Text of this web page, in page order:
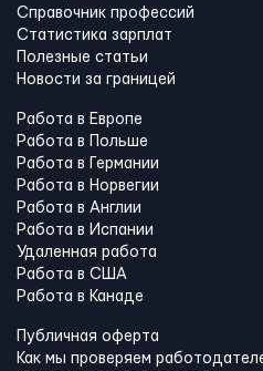
Справочник профессий
Статистика зарплат
Полезные статьи
Новости за границей
Работа в Европе
Работа в Польше
Работа в Германии
Работа в Норвегии
Работа в Англии
Работа в Испании
Удаленная работа
Работа в США
Работа в Канадe
Публичная оферта
Как мы проверяем